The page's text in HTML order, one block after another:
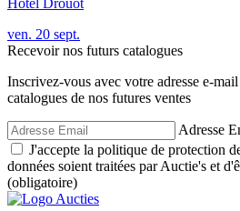
Hôtel Drouot
ven. 20 sept.
Recevoir nos futurs catalogues
Inscrivez-vous avec votre adresse e-
catalogues de nos futures ventes
Adresse
J'accepte la politique de protection
données soient traitées par Auctie's et
(obligatoire)